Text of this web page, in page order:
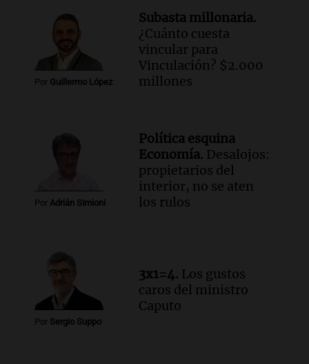
Novalí finalizan y se normaliza el
suministro de agua en San Luis
Panorama Federal
Episodios
Audio.Docentes de Jujuy enfrentan
descuentos de salarios de hasta 700.000
Episodios
Audio. Brutal asalto en Concepción:
anciano de 88 años golpeado para
robarle un millón de pesos
Panorama Federal
Moyano para levantar la perimetral
sobre Candela Arizaga
Panorama Federal
Episodios
Por Guillermo López
Subasta millonaria.
¿Cuánto cuesta
vincular para
Vinculación? $2.000
millones
Por Adrián Simioni
Política esquina
Economía. Desalojos:
propietarios del
interior, no se aten
los rulos
Por Sergio Suppo
3x1=4. Los gustos
caros del ministro
Caputo